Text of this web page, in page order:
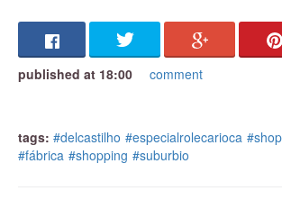
published at 18:00 comment
tags: #delcastilho #especialrolecarioca
#fábrica #shopping #suburbio